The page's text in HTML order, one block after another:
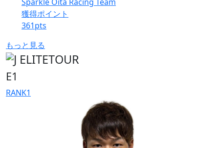
獲得ポイント
361pts
もっと見る
E1
RANK1